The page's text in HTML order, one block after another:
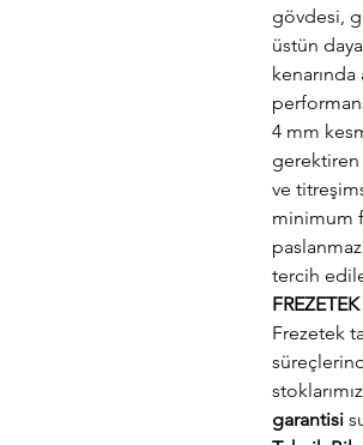
gövdesi,
üstün
4 mm
gerektiren
ve
minimum
tercih
Frezetek
garantisi